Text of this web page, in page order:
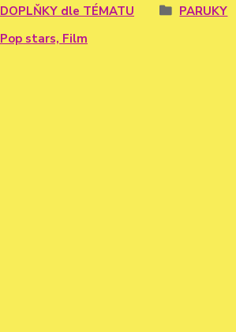
DOPLŇKY dle TÉMATU PARUKY
Pop stars, Film